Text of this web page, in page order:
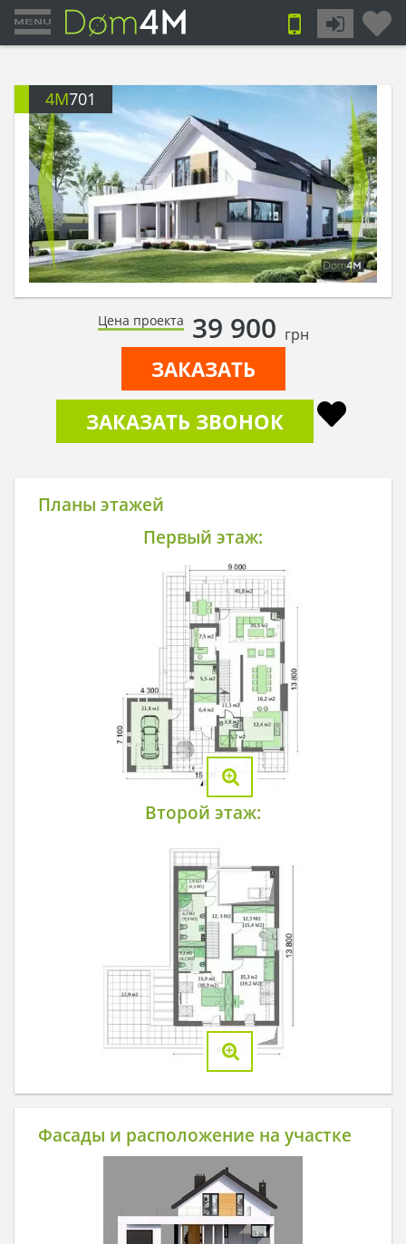
4M701
Цена проекта 39 900 грн
ЗАКАЗАТЬ
ЗАКАЗАТЬ ЗВОНОК
Планы этажей
Первый этаж:
Второй этаж:
Фасады и расположение на участке